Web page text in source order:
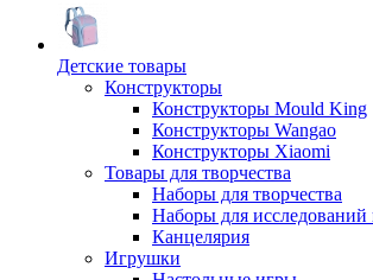
Детские товары
Конструкторы
Конструкторы Mould King
Конструкторы Wangao
Конструкторы Xiaomi
Товары для творчества
Наборы для творчества
Наборы для исследований
Канцелярия
Игрушки